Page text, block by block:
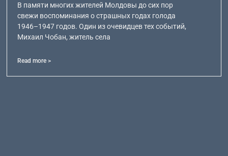
В памяти многих жителей Молдовы до сих пор
свежи воспоминания о страшных годах голода
1946–1947 годов. Один из очевидцев тех событий,
Михаил Чобан, житель села
Read more >